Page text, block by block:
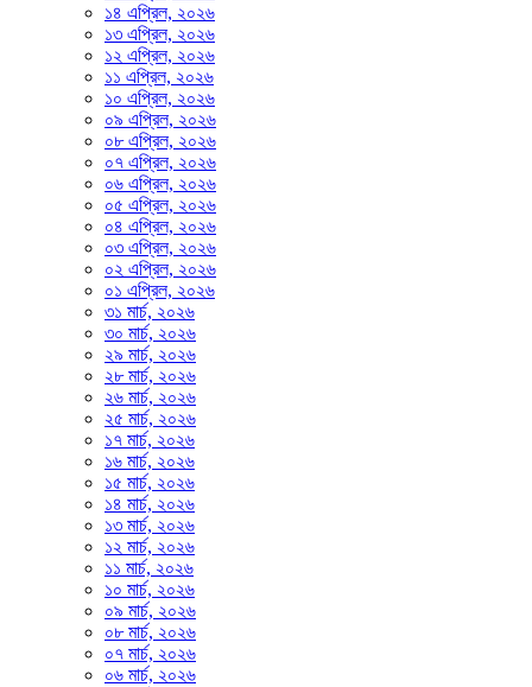
১৪ এপ্রিল, ২০২৬
১৩ এপ্রিল, ২০২৬
১২ এপ্রিল, ২০২৬
১১ এপ্রিল, ২০২৬
১০ এপ্রিল, ২০২৬
০৯ এপ্রিল, ২০২৬
০৮ এপ্রিল, ২০২৬
০৭ এপ্রিল, ২০২৬
০৬ এপ্রিল, ২০২৬
০৫ এপ্রিল, ২০২৬
০৪ এপ্রিল, ২০২৬
০৩ এপ্রিল, ২০২৬
০২ এপ্রিল, ২০২৬
০১ এপ্রিল, ২০২৬
৩১ মার্চ, ২০২৬
৩০ মার্চ, ২০২৬
২৯ মার্চ, ২০২৬
২৮ মার্চ, ২০২৬
২৬ মার্চ, ২০২৬
২৫ মার্চ, ২০২৬
১৭ মার্চ, ২০২৬
১৬ মার্চ, ২০২৬
১৫ মার্চ, ২০২৬
১৪ মার্চ, ২০২৬
১৩ মার্চ, ২০২৬
১২ মার্চ, ২০২৬
১১ মার্চ, ২০২৬
১০ মার্চ, ২০২৬
০৯ মার্চ, ২০২৬
০৮ মার্চ, ২০২৬
০৭ মার্চ, ২০২৬
০৬ মার্চ, ২০২৬